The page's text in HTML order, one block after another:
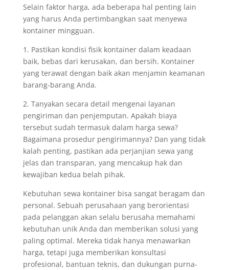
Selain faktor harga, ada beberapa hal penting lain
yang harus Anda pertimbangkan saat menyewa
kontainer mingguan.
1. Pastikan kondisi fisik kontainer dalam keadaan
baik, bebas dari kerusakan, dan bersih. Kontainer
yang terawat dengan baik akan menjamin keamanan
barang-barang Anda.
2. Tanyakan secara detail mengenai layanan
pengiriman dan penjemputan. Apakah biaya
tersebut sudah termasuk dalam harga sewa?
Bagaimana prosedur pengirimannya? Dan yang tidak
kalah penting, pastikan ada perjanjian sewa yang
jelas dan transparan, yang mencakup hak dan
kewajiban kedua belah pihak.
Kebutuhan sewa kontainer bisa sangat beragam dan
personal. Sebuah perusahaan yang berorientasi
pada pelanggan akan selalu berusaha memahami
kebutuhan unik Anda dan memberikan solusi yang
paling optimal. Mereka tidak hanya menawarkan
harga, tetapi juga memberikan konsultasi
profesional, bantuan teknis, dan dukungan purna-